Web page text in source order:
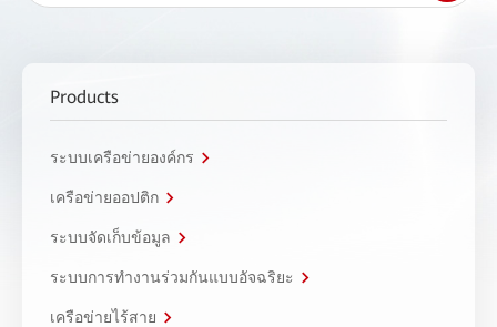
Products
ระบบเครือข่ายองค์กร
เครือข่ายออปติก
ระบบจัดเก็บข้อมูล
ระบบการทำงานร่วมกันแบบอัจฉริยะ
เครือข่ายไร้สาย